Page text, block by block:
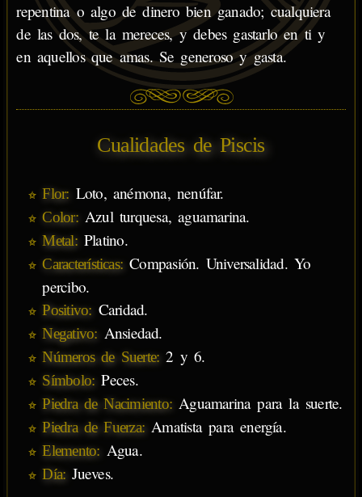
repentina o algo de dinero bien ganado; cualquiera
de las dos, te la mereces, y debes gastarlo en ti y
en aquellos que amas. Se generoso y gasta.
Cualidades de Piscis
Flor: Loto, anémona, nenúfar.
Color:Azul turquesa, aguamarina.
Metal:Platino.
Características: Compasión. Universalidad. Yo
percibo.
Positivo: Caridad.
Negativo: Ansiedad.
Números de Suerte: 2 y 6.
Símbolo: Peces.
Piedra de Nacimiento: Aguamarina para la suerte.
Piedra de Fuerza: Amatista para energía.
Elemento: Agua.
Día: Jueves.